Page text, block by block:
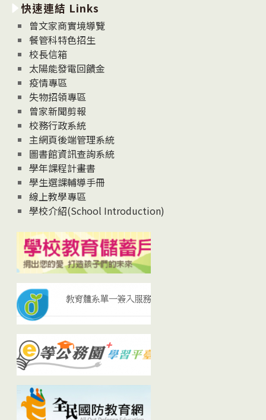
消
息
News
快速連結 Links
曾文家商實境導覽
餐管科特色招生
校長信箱
太陽能發電回饋金
疫情專區
失物招領專區
曾家新聞剪報
校務行政系統
主網頁後端管理系統
圖書館資訊查詢系統
學年課程計畫書
學生選課輔導手冊
線上教學專區
學校介紹(School Introduction)